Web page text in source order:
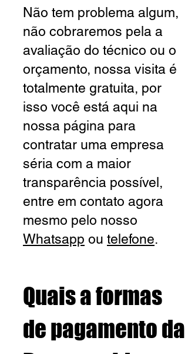
Não tem problema algum,
não cobraremos pela a
avaliação do técnico ou o
orçamento, nossa visita é
totalmente gratuita, por
isso você está aqui na
nossa página para
contratar uma empresa
séria com a maior
transparência possível,
entre em contato agora
mesmo pelo nosso
Whatsapp ou telefone.
Quais a formas
de pagamento da